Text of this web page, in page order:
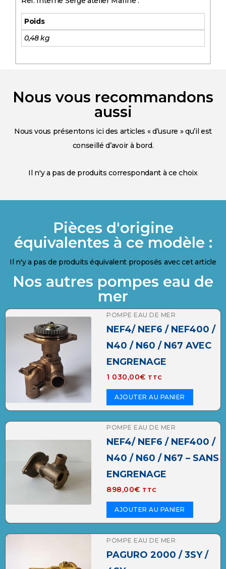
Poids
0,48 kg
Nous vous recommandons
aussi
Nous vous présentons ici des articles « d’usure » qu’il est
conseillé d’avoir à bord.
Il n'y a pas de produits correspondant à ce choix
Pièces d'origine
équivalentes à ce modèle :
Il n'y a pas de produits équivalent proposés avec cet article
Nos autres pompes eau de
mer
POMPE EAU DE MER
NEF4/ NEF6 / NEF400 /
N40 / N60 / N67 AVEC
ENGRENAGE
1 030,00€ TTC
AJOUTER AU PANIER
POMPE EAU DE MER
NEF4/ NEF6 / NEF400 /
N40 / N60 / N67 – SANS
ENGRENAGE
898,00€ TTC
AJOUTER AU PANIER
POMPE EAU DE MER
PAGURO 2000 / 3SY /